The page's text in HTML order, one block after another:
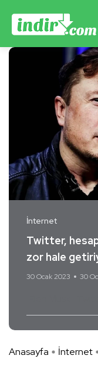
İnternet
Twitter, hesap
zor hale
30 Ocak 2023 30
Anasayfa İnternet